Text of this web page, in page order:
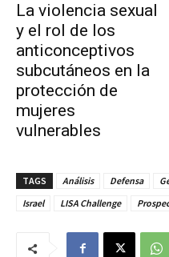
La violencia sexual
y el rol de los
anticonceptivos
subcutáneos en la
protección de
mujeres
vulnerables
TAGS Análisis Defensa
Israel
LISA Challenge